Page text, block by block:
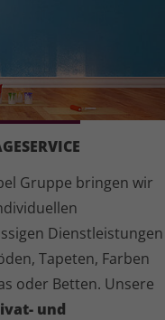
Gruppe bringen wir
Dienst­leis­tungen
Tapeten, Farben
oder Betten. Unsere
und